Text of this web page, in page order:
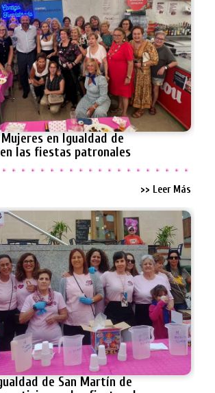
en Igualdad de
las fiestas patronales
>> Leer Más
de San Martín de